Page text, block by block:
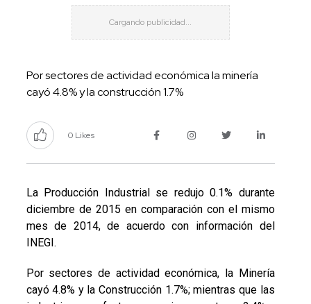
Por sectores de actividad económica la minería
cayó 4.8% y la construcción 1.7%
0 Likes
La Producción Industrial se redujo 0.1% durante
diciembre de 2015 en comparación con el mismo
mes de 2014, de acuerdo con información del
INEGI.
Por sectores de actividad económica, la Minería
cayó 4.8% y la Construcción 1.7%; mientras que las